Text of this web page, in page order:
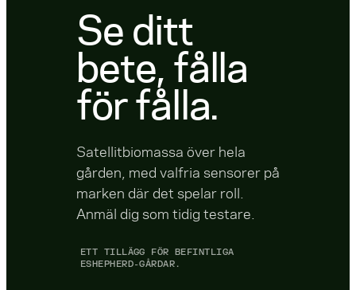
Se ditt
bete, fålla
för fålla.
Satellitbiomassa över hela
gården, med valfria sensorer på
marken där det spelar roll.
Anmäl dig som tidig testare.
ETT TILLÄGG FÖR BEFINTLIGA
ESHEPHERD-GÅRDAR.